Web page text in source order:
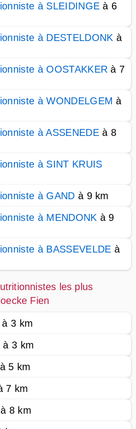
à SLEIDINGE à 6
à DESTELDONK à
à OOSTAKKER à 7
à WONDELGEM à
à ASSENEDEà 8
à SINT KRUIS
à GAND à 9 km
à MENDONK à 9
à BASSEVELDE à
les plus
Fien
à 3 km
à 3 km
à 5 km
7 km
à 8 km